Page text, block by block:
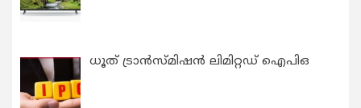
ധൂത് ട്രാൻസ്മിഷൻ ലിമിറ്റഡ് ഐപിഒ